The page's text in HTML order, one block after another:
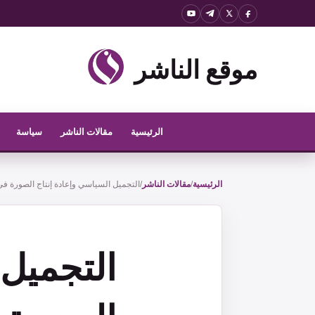
موقع الناشر
الرئيسية مقالات الناشر سياسة
الرئيسية/مقالات الناشر/ التجميل السياسي وإعادة إنتاج الصورة